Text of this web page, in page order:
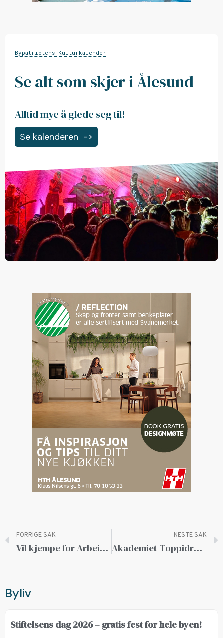
Bypatriotens Kulturkalender
Se alt som skjer i Ålesund
Alltid mye å glede seg til!
Se kalenderen ->
FORRIGE SAK
Vil kjempe for Arbeideren
NESTE SAK
Akademiet Toppidrett dobler elevtallet
Byliv
Stiftelsens dag 2026 – gratis fest for hele byen!